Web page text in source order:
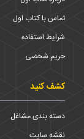
تماس با کتاب اول
شرایط استفاده
حریم شخضی
کشف کنید
دسته بندی مشاغل
نقشه سایت